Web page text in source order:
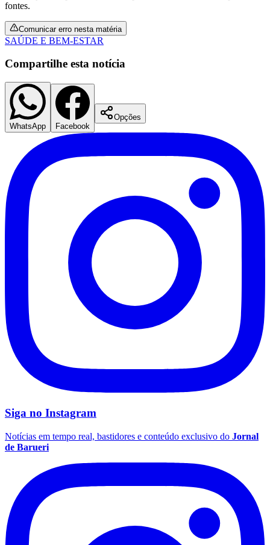
Flamengo
Fluminense
fontes.
Comunicar erro nesta matéria
SAÚDE E BEM-ESTAR
Compartilhe esta notícia
WhatsApp Facebook
Opções
Siga no Instagram
Notícias em tempo real, bastidores e conteúdo exclusivo do Jornal
de Barueri